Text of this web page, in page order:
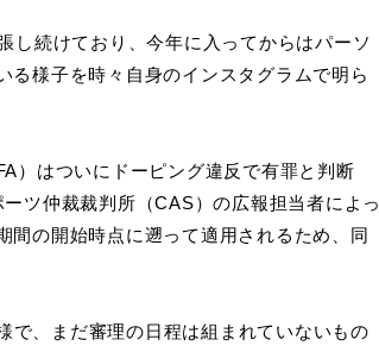
続けており、今年に入ってからはパーソ
様子を時々自身のインスタグラムで明ら
）はついにドーピング違反で有罪と判断
ツ仲裁裁判所（CAS）の広報担当者によっ
間の開始時点に遡って適用されるため、同
、まだ審理の日程は組まれていないもの